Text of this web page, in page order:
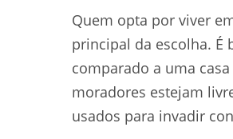
Quem opta por viver
principal da escolha. É
comparado a uma
moradores estejam
usados para invadir